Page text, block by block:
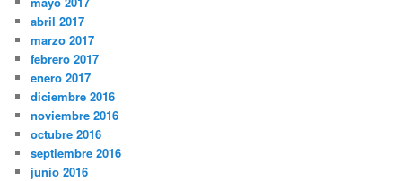
abril 2017
marzo 2017
febrero 2017
enero 2017
diciembre 2016
noviembre 2016
octubre 2016
septiembre 2016
junio 2016